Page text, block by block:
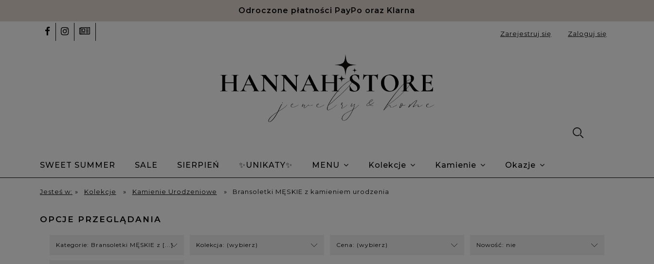
Odroczone płatności PayPo oraz Klarna
Zarejestruj się Zaloguj się
SWEET SUMMER SALE SIERPIEŃ ✨UNIKATY✨ MENU Kolekcje Kamienie Okazje
✨Talizmany✨ Bransoletki z alfabetem Morse'a Bransoletki znaki zodiaku
Jesteś w: » Kolekcje » Kamienie Urodzeniowe » Bransoletki MĘSKIE z kamieniem urodzenia
OPCJE PRZEGLĄDANIA
Kategorie: Bransoletki MĘSKIE z [...] Kolekcja: (wybierz) Cena: (wybierz) Nowość: nie